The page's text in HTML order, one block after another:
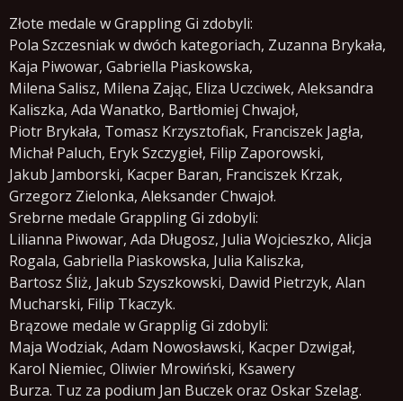
Złote medale w Grappling Gi zdobyli:
Pola Szczesniak w dwóch kategoriach, Zuzanna Brykała,
Kaja Piwowar, Gabriella Piaskowska,
Milena Salisz, Milena Zając, Eliza Uczciwek, Aleksandra
Kaliszka, Ada Wanatko, Bartłomiej Chwajoł,
Piotr Brykała, Tomasz Krzysztofiak, Franciszek Jagła,
Michał Paluch, Eryk Szczygieł, Filip Zaporowski,
Jakub Jamborski, Kacper Baran, Franciszek Krzak,
Grzegorz Zielonka, Aleksander Chwajoł.
Srebrne medale Grappling Gi zdobyli:
Lilianna Piwowar, Ada Długosz, Julia Wojcieszko, Alicja
Rogala, Gabriella Piaskowska, Julia Kaliszka,
Bartosz Śliż, Jakub Szyszkowski, Dawid Pietrzyk, Alan
Mucharski, Filip Tkaczyk.
Brązowe medale w Grapplig Gi zdobyli:
Maja Wodziak, Adam Nowosławski, Kacper Dzwigał,
Karol Niemiec, Oliwier Mrowiński, Ksawery
Burza. Tuz za podium Jan Buczek oraz Oskar Szelag.